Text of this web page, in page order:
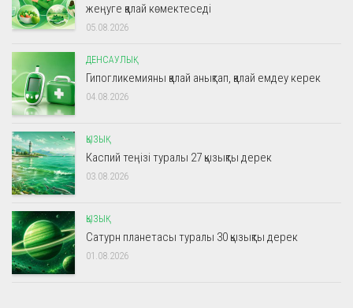
жеңуге қалай көмектеседі
05.08.2026
ДЕНСАУЛЫҚ
Гипогликемияны қалай анықтап, қалай емдеу керек
04.08.2026
ҚЫЗЫҚ
Каспий теңізі туралы 27 қызықты дерек
03.08.2026
ҚЫЗЫҚ
Сатурн планетасы туралы 30 қызықты дерек
01.08.2026